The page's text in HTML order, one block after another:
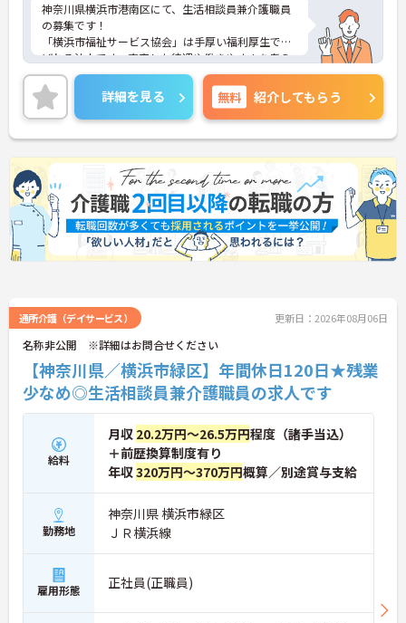
神奈川県横浜市港南区にて、生活相談員兼介護職員
の募集です！
「横浜市福祉サービス協会」は手厚い福利厚生で選
ばれる法人です。充実した待遇や働きやすさを考え
た環境があり、定着率も高く、勤続年数10年以上の
社員が多数活躍しています。リフレッシュ休暇や1時
間単位の有給も職員がお互いに協力しあってこの制
度を活用しています。働きやすい環境を皆で作ろう
という文化がございます。
年間休日120日なのでお休みも多めに加え、残業少
なめなので、プライベートの時間もしっかり確保で
きます◎ご興味ある方には、面接対策ポイントな
ど、さらに詳細をお話しいたしますのでお気軽にご
相談ください！
詳細を見る 無料 紹介してもらう
通所介護（デイサービス） 更新日：2026年08月06日
名称非公開 ※詳細はお問合せください
【神奈川県／横浜市緑区】年間休日120日★残業
少なめ◎生活相談員兼介護職員の求人です
給料
月収 20.2万円～26.5万円程度（諸手当込）
＋前歴換算制度有り
年収320万円～370万円概算／別途賞与支給
勤務地
神奈川県 横浜市緑区
ＪＲ横浜線
雇用形態 正社員(正職員)